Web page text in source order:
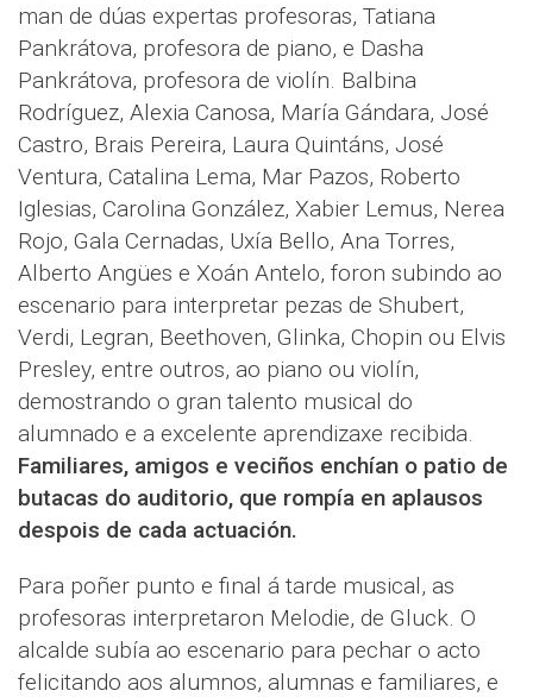
man de dúas expertas profesoras, Tatiana
Pankrátova, profesora de piano, e Dasha
Pankrátova, profesora de violín. Balbina
Rodríguez, Alexia Canosa, María Gándara, José
Castro, Brais Pereira, Laura Quintáns, José
Ventura, Catalina Lema, Mar Pazos, Roberto
Iglesias, Carolina González, Xabier Lemus, Nerea
Rojo, Gala Cernadas, Uxía Bello, Ana Torres,
Alberto Angües e Xoán Antelo, foron subindo ao
escenario para interpretar pezas de Shubert,
Verdi, Legran, Beethoven, Glinka, Chopin ou Elvis
Presley, entre outros, ao piano ou violín,
demostrando o gran talento musical do
alumnado e a excelente aprendizaxe recibida.
Familiares, amigos e veciños enchían o patio de
butacas do auditorio, que rompía en aplausos
despois de cada actuación.
Para poñer punto e final á tarde musical, as
profesoras interpretaron Melodie, de Gluck. O
alcalde subía ao escenario para pechar o acto
felicitando aos alumnos, alumnas e familiares, e